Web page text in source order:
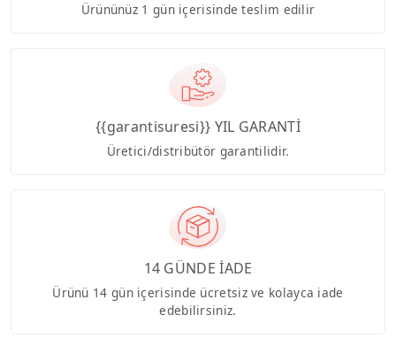
Ürününüz 1 gün içerisinde teslim edilir
{{garantisuresi}} YIL GARANTİ
Üretici/distribütör garantilidir.
14 GÜNDE İADE
Ürünü 14 gün içerisinde ücretsiz ve kolayca iade
edebilirsiniz.